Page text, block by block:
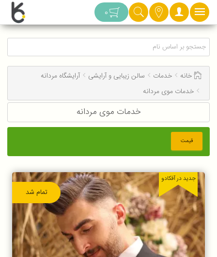
دسته بندی 0
خانه خدمات سالن زیبایی و آرایشی
آرایشگاه مردانه
خدمات موی مردانه
خدمات موی مردانه
قیمت
تمام شد
جدید در آفکادو